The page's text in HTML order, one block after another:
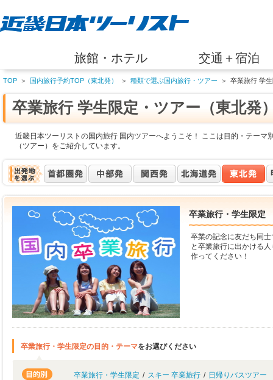
旅館・ホテル 交通＋宿泊
TOP ＞ 国内旅行予約TOP（東北発） ＞ 種類で選ぶ国内旅行・ツアー ＞ 卒業旅行 学
卒業旅行 学生限定・ツアー（東北発
近畿日本ツーリストの国内旅行 国内ツアーへようこそ！ ここは目的・テーマ
（ツアー）をご紹介しています。
卒業旅行・学生限定
卒業の記念に友だち同
と卒業旅行に出かける
作ってください！
卒業旅行・学生限定の目的・テーマをお選びください
卒業旅行・学生限定 / スキー 卒業旅行 / 日帰りバスツアー